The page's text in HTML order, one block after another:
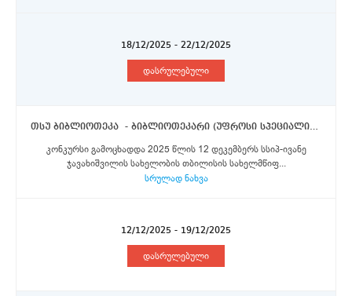
18/12/2025 - 22/12/2025
დასრულებული
თსუ ბიბლიოთეკა - ბიბლიოთეკარი (უფროსი სპეციალისტი)
კონკურსი გამოცხადდა 2025 წლის 12 დეკემბერს სსიპ-ივანე
ჯავახიშვილის სახელობის თბილისის სახელმწიფ...
სრულად ნახვა
12/12/2025 - 19/12/2025
დასრულებული